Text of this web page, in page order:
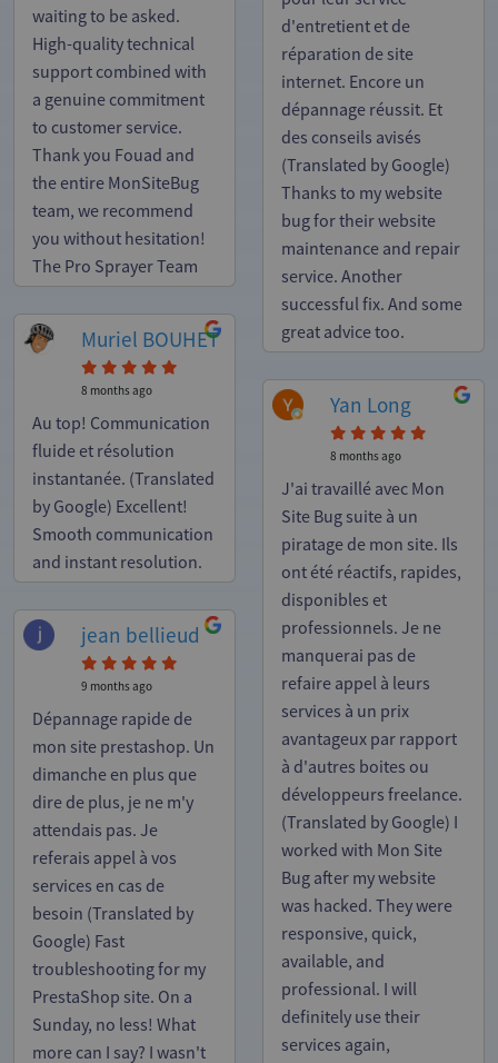
waiting to be asked.
High-quality technical
support combined with
a genuine commitment
to customer service.
Thank you Fouad and
the entire MonSiteBug
team, we recommend
you without hesitation!
The Pro Sprayer Team
d'entretient et de
réparation de site
internet. Encore un
dépannage réussit. Et
des conseils avisés
(Translated by Google)
Thanks to my website
bug for their website
maintenance and repair
service. Another
successful fix. And some
great advice too.
Muriel BOUHET
8 months ago
Au top! Communication
fluide et résolution
instantanée. (Translated
by Google) Excellent!
Smooth communication
and instant resolution.
Yan Long
8 months ago
J'ai travaillé avec Mon
Site Bug suite à un
piratage de mon site. Ils
ont été réactifs, rapides,
disponibles et
professionnels. Je ne
manquerai pas de
refaire appel à leurs
services à un prix
avantageux par rapport
à d'autres boites ou
développeurs freelance.
(Translated by Google) I
worked with Mon Site
Bug after my website
was hacked. They were
responsive, quick,
available, and
professional. I will
definitely use their
services again,
jean bellieud
9 months ago
Dépannage rapide de
mon site prestashop. Un
dimanche en plus que
dire de plus, je ne m'y
attendais pas. Je
referais appel à vos
services en cas de
besoin (Translated by
Google) Fast
troubleshooting for my
PrestaShop site. On a
Sunday, no less! What
more can I say? I wasn't